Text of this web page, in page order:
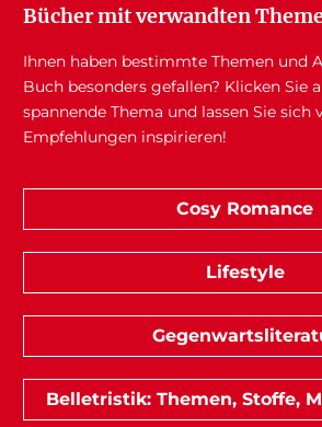
Bücher mit verwandten
Ihnen haben bestimmte Themen und
Buch besonders gefallen? Klicken Sie
spannende Thema und lassen Sie sich
Empfehlungen inspirieren!
Cosy Romance
Lifestyle
Belletristik: Themen, Stoffe,